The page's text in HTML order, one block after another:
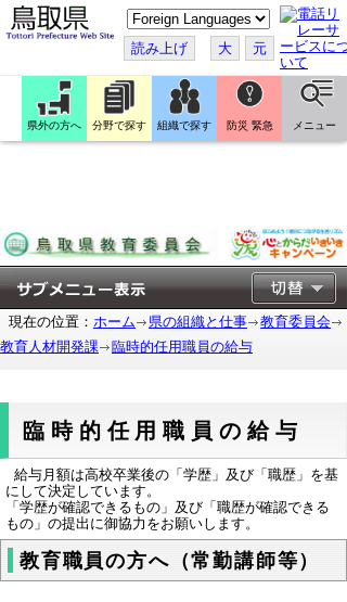
月額給与は高校卒業後の「学歴」及び「職歴」を基に
して決定しています。 「学歴が確認できるもの」及び
「職歴が確認できるもの」の提出に御協力をお願いし
こ
の
ペ
ー
ジ
翻
訳
す
読み上げ 大 元
県外の方へ 分野で探す 組織で探す 防災 緊急 メニュー
現在の位置： ホーム 県の組織と仕事
教育委員会
教育人材開発課
臨時的任用職員の給与
臨時的任用職員の給与
給与月額は高校卒業後の「学歴」及び「職歴」を基
にして決定しています。
「学歴が確認できるもの」及び「職歴が確認できる
もの」の提出に御協力をお願いします。
教育職員の方へ（常勤講師等）